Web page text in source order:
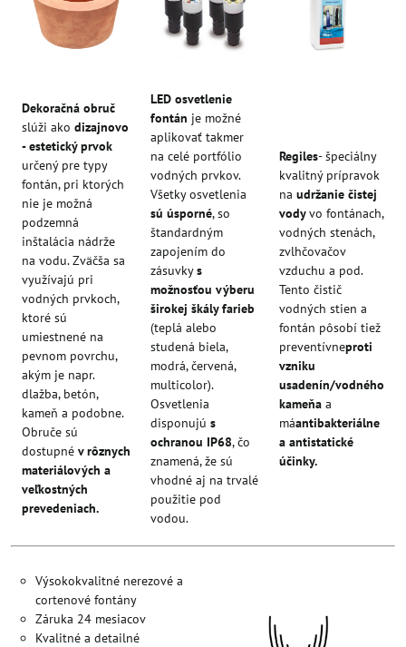
Dekoračná obruč
slúži ako dizajnovo
- estetický prvok
určený pre typy
fontán, pri ktorých
nie je možná
podzemná
inštalácia nádrže
na vodu. Zväčša sa
využívajú pri
vodných prvkoch,
ktoré sú
umiestnené na
pevnom povrchu,
akým je napr.
dlažba, betón,
kameň a podobne.
Obruče sú
dostupné v rôznych
materiálových a
veľkostných
prevedeniach.
LED osvetlenie
fontán je možné
aplikovať takmer
na celé portfólio
vodných prvkov.
Všetky osvetlenia
sú úsporné, so
štandardným
zapojením do
zásuvkys
možnosťou výberu
širokej škály farieb
(teplá alebo
studená biela,
modrá, červená,
multicolor).
Osvetlenia
disponujú s
ochranou IP68, čo
znamená, že sú
vhodné aj na trvalé
použitie pod
vodou.
Regiles- špeciálny
kvalitný prípravok
na udržanie čistej
vody vo fontánach,
vodných stenách,
zvlhčovačov
vzduchu a pod.
Tento čistič
vodných stien a
fontán pôsobí tiež
preventívneproti
vzniku
usadenín/vodného
kameňa a
máantibakteriálne
a antistatické
účinky.
Výsokokvalitné nerezové a
cortenové fontány
Záruka 24 mesiacov
Kvalitné a detailné